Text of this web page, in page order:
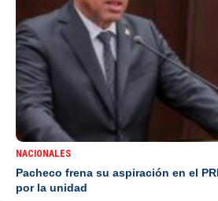
NACIONALES
Pacheco frena su aspiración en el
por la unidad